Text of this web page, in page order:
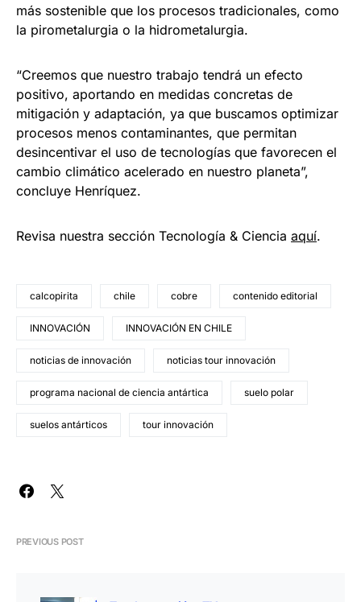
más sostenible que los procesos tradicionales, como
la pirometalurgia o la hidrometalurgia.
“Creemos que nuestro trabajo tendrá un efecto
positivo, aportando en medidas concretas de
mitigación y adaptación, ya que buscamos optimizar
procesos menos contaminantes, que permitan
desincentivar el uso de tecnologías que favorecen el
cambio climático acelerado en nuestro planeta”,
concluye Henríquez.
Revisa nuestra sección Tecnología & Ciencia aquí.
calcopirita chile cobre contenido editorial
INNOVACIÓN INNOVACIÓN EN CHILE
noticias de innovación noticias tour innovación
programa nacional de ciencia antártica suelo polar
suelos antárticos tour innovación
PREVIOUS POST